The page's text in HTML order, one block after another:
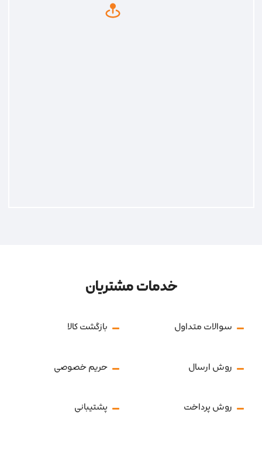
خدمات مشتریان
سوالات متداول بازگشت کالا
روش ارسال حریم خصوصی
روش پرداخت پشتیبانی